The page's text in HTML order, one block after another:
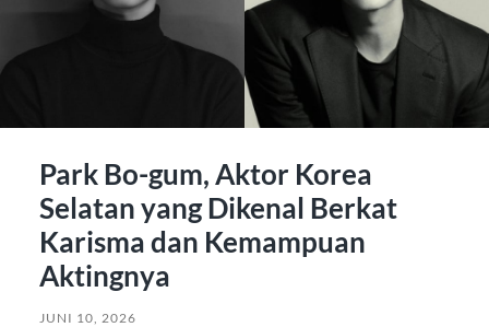
Park Bo-gum, Aktor Korea
Selatan yang Dikenal Berkat
Karisma dan Kemampuan
Aktingnya
JUNI 10, 2026